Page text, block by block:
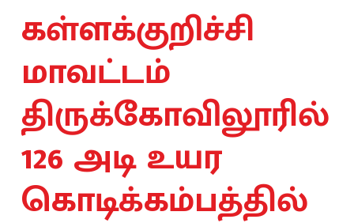
கள்ளக்குறிச்சி
மாவட்டம்
திருக்கோவிலூரில்
126 அடி உயர
கொடிக்கம்பத்தில்